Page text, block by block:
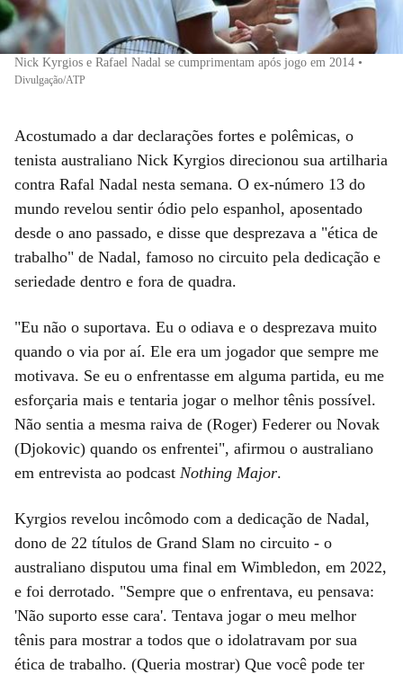
Nick Kyrgios e Rafael Nadal se cumprimentam após jogo em 2014 •
Divulgação/ATP
Acostumado a dar declarações fortes e polêmicas, o
tenista australiano Nick Kyrgios direcionou sua artilharia
contra Rafal Nadal nesta semana. O ex-número 13 do
mundo revelou sentir ódio pelo espanhol, aposentado
desde o ano passado, e disse que desprezava a "ética de
trabalho" de Nadal, famoso no circuito pela dedicação e
seriedade dentro e fora de quadra.
"Eu não o suportava. Eu o odiava e o desprezava muito
quando o via por aí. Ele era um jogador que sempre me
motivava. Se eu o enfrentasse em alguma partida, eu me
esforçaria mais e tentaria jogar o melhor tênis possível.
Não sentia a mesma raiva de (Roger) Federer ou Novak
(Djokovic) quando os enfrentei", afirmou o australiano
em entrevista ao podcast Nothing Major.
Kyrgios revelou incômodo com a dedicação de Nadal,
dono de 22 títulos de Grand Slam no circuito - o
australiano disputou uma final em Wimbledon, em 2022,
e foi derrotado. "Sempre que o enfrentava, eu pensava:
'Não suporto esse cara'. Tentava jogar o meu melhor
tênis para mostrar a todos que o idolatravam por sua
ética de trabalho. (Queria mostrar) Que você pode ter